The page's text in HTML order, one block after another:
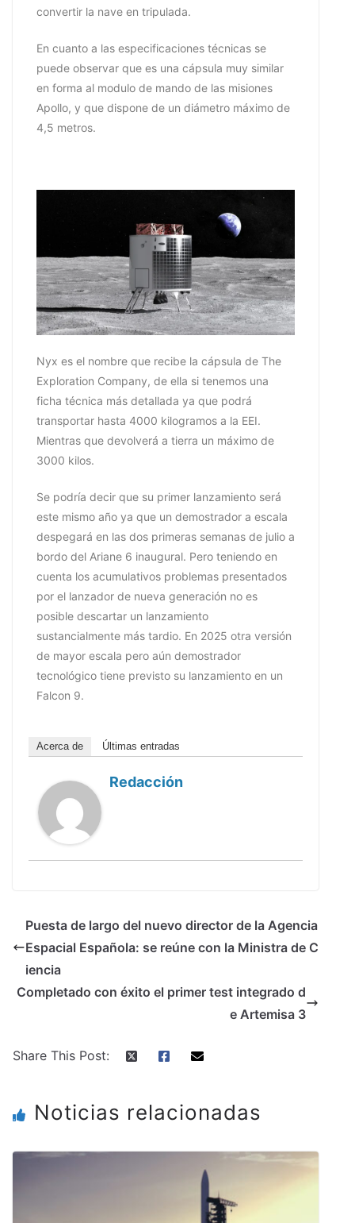
convertir la nave en tripulada.
En cuanto a las especificaciones técnicas se
puede observar que es una cápsula muy similar
en forma al modulo de mando de las misiones
Apollo, y que dispone de un diámetro máximo de
4,5 metros.
Nyx es el nombre que recibe la cápsula de The
Exploration Company, de ella si tenemos una
ficha técnica más detallada ya que podrá
transportar hasta 4000 kilogramos a la EEI.
Mientras que devolverá a tierra un máximo de
3000 kilos.
Se podría decir que su primer lanzamiento será
este mismo año ya que un demostrador a escala
despegará en las dos primeras semanas de julio a
bordo del Ariane 6 inaugural. Pero teniendo en
cuenta los acumulativos problemas presentados
por el lanzador de nueva generación no es
posible descartar un lanzamiento
sustancialmente más tardio. En 2025 otra versión
de mayor escala pero aún demostrador
tecnológico tiene previsto su lanzamiento en un
Falcon 9.
Acerca de Últimas entradas
Redacción
Puesta de largo del nuevo director de la Agencia
Espacial Española: se reúne con la Ministra de C
iencia
Completado con éxito el primer test integrado d
e Artemisa 3
Share This Post:
Noticias relacionadas